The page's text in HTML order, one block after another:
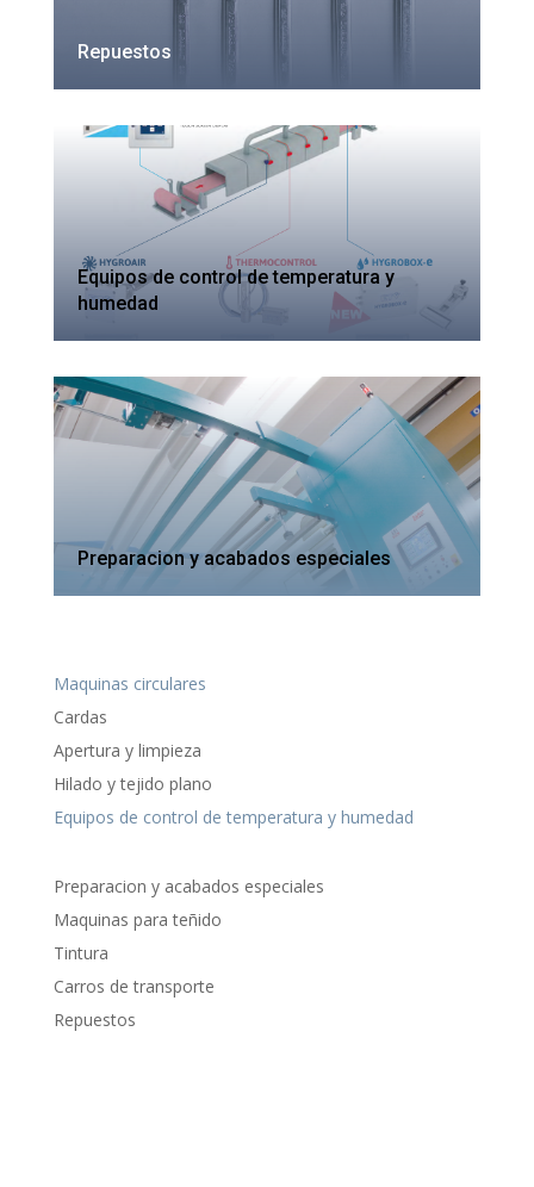
Repuestos
Equipos de control de temperatura y
humedad
Preparacion y acabados especiales
Maquinas circulares
Cardas
Apertura y limpieza
Hilado y tejido plano
Equipos de control de temperatura y humedad
Preparacion y acabados especiales
Maquinas para teñido
Tintura
Carros de transporte
Repuestos